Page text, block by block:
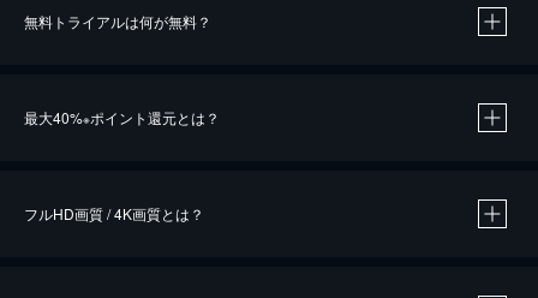
無料トライアルは何が無料？
最大40%※ポイント還元とは？
フルHD画質 / 4K画質とは？